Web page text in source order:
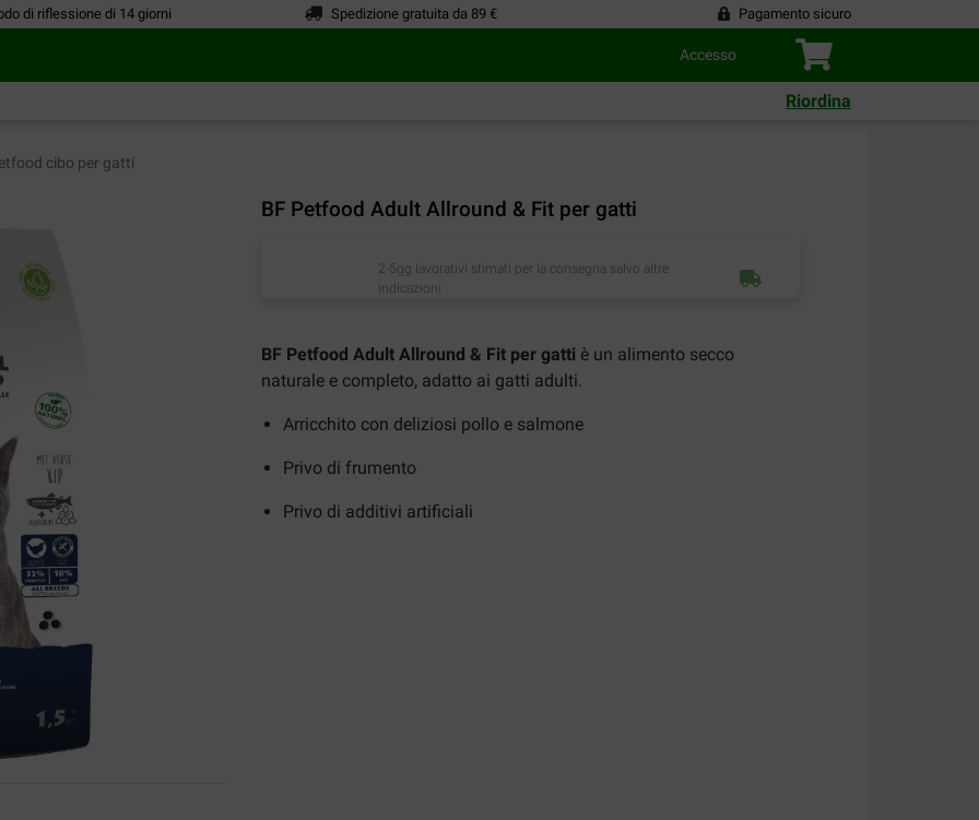
di riflessione di 14 giorni Spedizione gratuita da 89 € Pagamento sicuro
Accesso
Riordina
cibo per gatti
BF Petfood Adult Allround & Fit per gatti
2-5gg lavorativi stimati per la consegna salvo altre
indicazioni
BF Petfood Adult Allround & Fit per gatti è un alimento secco
naturale e completo, adatto ai gatti adulti.
Arricchito con deliziosi pollo e salmone
Privo di frumento
Privo di additivi artificiali